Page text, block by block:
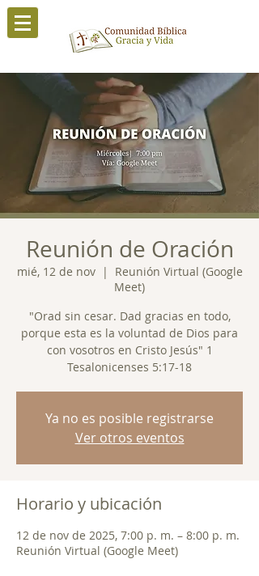
Reunión de Oración
mié, 12 de nov
  |
Reunión Virtual (Google
Meet)
"Orad sin cesar. Dad gracias en todo,
porque esta es la voluntad de Dios para
con vosotros en Cristo Jesús" 1
Tesalonicenses 5:17-18
Ya no es posible registrarse
Ver otros eventos
Horario y ubicación
12 de nov de 2025, 7:00 p. m. – 8:00 p. m.
Reunión Virtual (Google Meet)